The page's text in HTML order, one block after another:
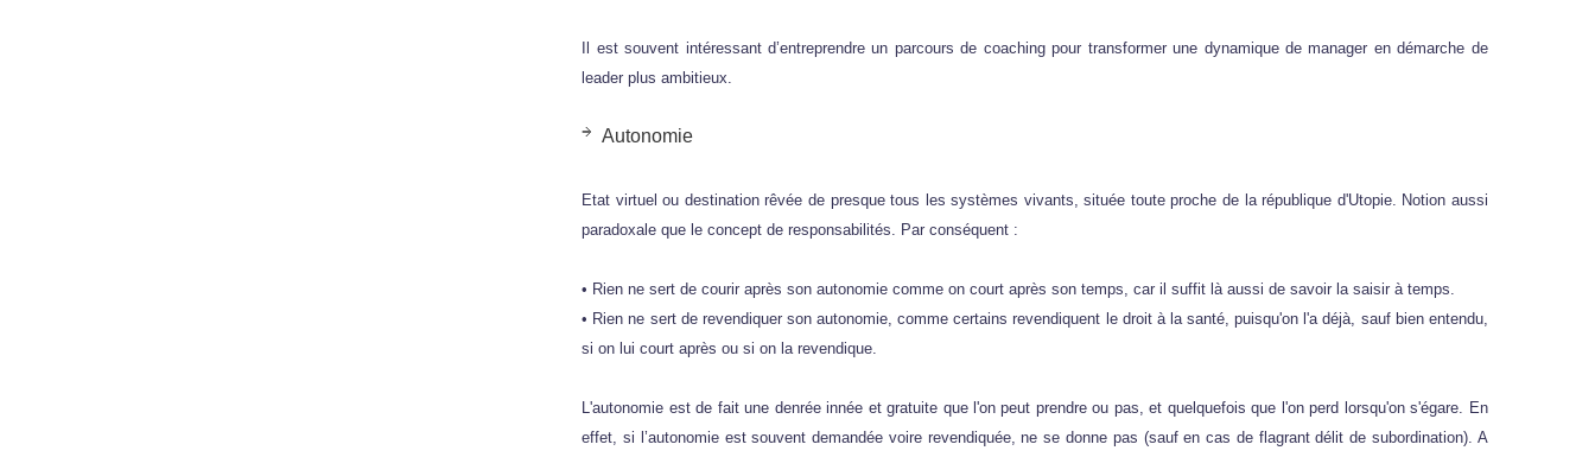
Il est souvent intéressant d’entreprendre un parcours de coaching pour transformer une dynamique de manager en démarche de
leader plus ambitieux.
Autonomie
Etat virtuel ou destination rêvée de presque tous les systèmes vivants, située toute proche de la république d'Utopie. Notion aussi
paradoxale que le concept de responsabilités. Par conséquent :
• Rien ne sert de courir après son autonomie comme on court après son temps, car il suffit là aussi de savoir la saisir à temps.
• Rien ne sert de revendiquer son autonomie, comme certains revendiquent le droit à la santé, puisqu'on l'a déjà, sauf bien entendu,
si on lui court après ou si on la revendique.
L'autonomie est de fait une denrée innée et gratuite que l'on peut prendre ou pas, et quelquefois que l'on perd lorsqu'on s'égare. En
effet, si l’autonomie est souvent demandée voire revendiquée, ne se donne pas (sauf en cas de flagrant délit de subordination). A